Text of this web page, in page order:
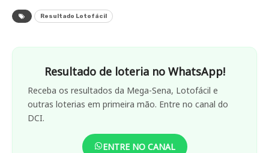
Resultado Lotofácil
Resultado de loteria no WhatsApp!
Receba os resultados da Mega-Sena, Lotofácil e
outras loterias em primeira mão. Entre no canal do
DCI.
ENTRE NO CANAL